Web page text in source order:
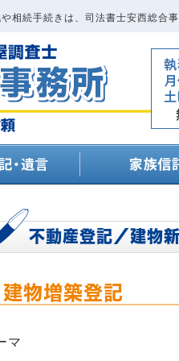
相続手続きは、司法書士安西総合事
不動産登記／建物
建物増築登記
マ